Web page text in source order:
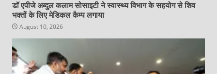
डॉ एपीजे अब्दुल कलाम सोसाइटी ने स्वास्थ्य विभाग के सहयोग से शिव
भक्तों के लिए मेडिकल कैम्प लगाया
August 10, 2026